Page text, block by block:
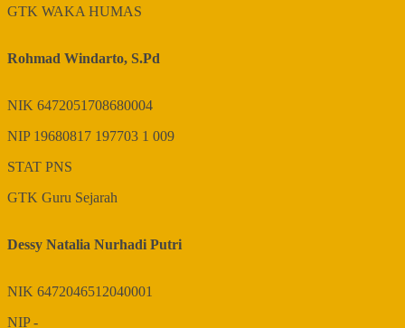
GTK WAKA HUMAS
Rohmad Windarto, S.Pd
NIK 6472051708680004
NIP 19680817 197703 1 009
STAT PNS
GTK Guru Sejarah
Dessy Natalia Nurhadi Putri
NIK 6472046512040001
NIP-